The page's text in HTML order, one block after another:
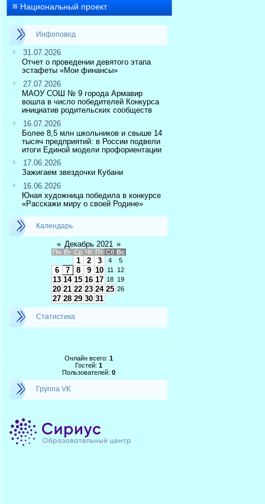
Национальный проект
Инфоповод
31.07.2026
Отчет о проведении девятого этапа
эстафеты «Мои финансы»
27.07.2026
МАОУ СОШ № 9 города Армавир
вошла в число победителей Конкурса
инициатив родительских сообществ
16.07.2026
Более 8,5 млн школьников и свыше 14
тысяч предприятий: в России подвели
итоги Единой модели профориентации
17.06.2026
Зажигаем звездочки Кубани
16.06.2026
Юная художница победила в конкурсе
«Расскажи миру о своей Родине»
Календарь
« Декабрь 2021 »
Пн Вт Ср Чт Пт Сб Вс
1 2 3 4 5
6 7 8 9 10 11 12
13 14 15 16 17 18 19
20 21 22 23 24 25 26
27 28 29 30 31
Статистика
Онлайн всего: 1
Гостей: 1
Пользователей: 0
Группа VK